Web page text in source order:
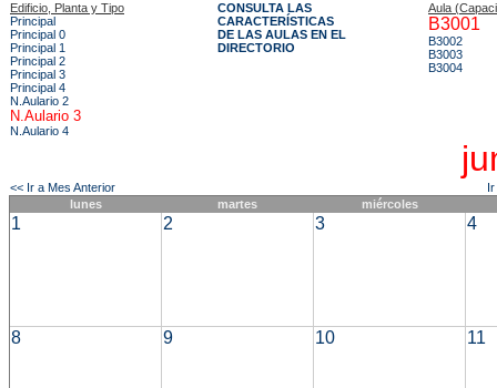
Edificio, Planta y Tipo
Principal
Principal 0
Principal 1
Principal 2
Principal 3
Principal 4
N.Aulario 2
N.Aulario 3
N.Aulario 4
CONSULTA LAS
CARACTERÍSTICAS
DE LAS AULAS EN EL
DIRECTORIO
Aula
B3001
B3002
B3003
B3004
<< Ir a Mes Anterior
lunes
martes miércoles
1 2 3 4
8 9 10 11